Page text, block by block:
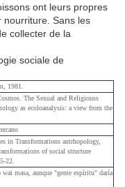
ont leurs propres
nourriture. Sans les
collecter de la
sociale de
1981.
The Sexual and Religiouss
as ecoloanalysis: a view from the
in Transformations antrhopology,
of social structure
22.
masa, aunque "gente espíritu" daría